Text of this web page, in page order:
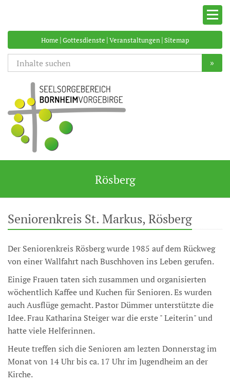
Home |Gottesdienste |Veranstaltungen|Sitemap
»
Rösberg
Seniorenkreis St. Markus, Rösberg
Der Seniorenkreis Rösberg wurde 1985 auf dem Rückweg
von einer Wallfahrt nach Buschhoven ins Leben gerufen.
Einige Frauen taten sich zusammen und organisierten
wöchentlich Kaffee und Kuchen für Senioren. Es wurden
auch Ausflüge gemacht. Pastor Dümmer unterstützte die
Idee. Frau Katharina Steiger war die erste " Leiterin" und
hatte viele Helferinnen.
Heute treffen sich die Senioren am lezten Donnerstag im
Monat von 14 Uhr bis ca. 17 Uhr im Jugendheim an der
Kirche.